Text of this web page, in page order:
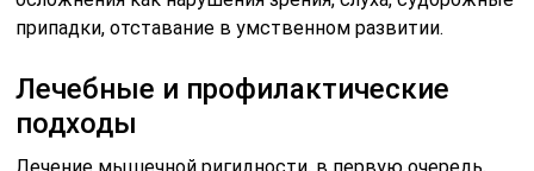
расслабления мышечной ткани, на фоне применения
лекарственных средств, показан массаж и
улучшают кровообращение.
Если ригидность является симптомом кривошеи